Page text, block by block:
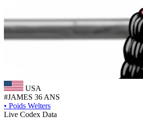
USA
#JAMES 36 ANS
• Poids Welters
Live Codex Data